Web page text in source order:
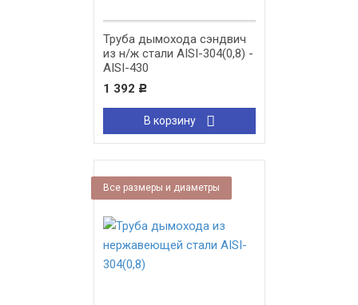
Труба дымохода сэндвич
из н/ж стали AISI-304(0,8) -
AISI-430
1 392 Р
В корзину
Все размеры и диаметры